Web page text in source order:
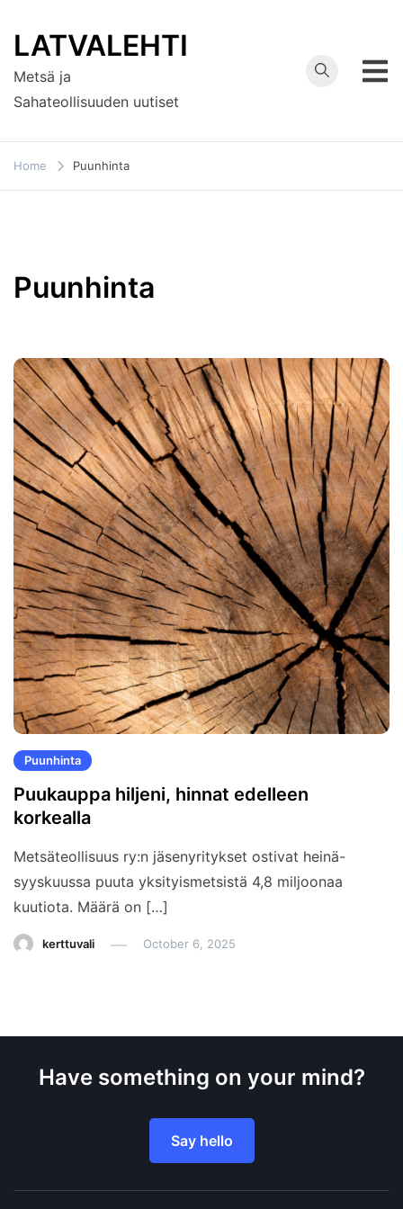
LATVALEHTI
Metsä ja
Sahateollisuuden uutiset
Home Puunhinta
Puunhinta
Puunhinta
Puukauppa hiljeni, hinnat edelleen
korkealla
Metsäteollisuus ry:n jäsenyritykset ostivat heinä-
syyskuussa puuta yksityismetsistä 4,8 miljoonaa
kuutiota. Määrä on […]
kerttuvali October 6, 2025
Have something on your mind?
Say hello